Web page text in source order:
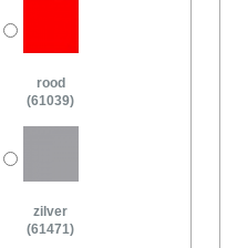
rood
(61039)
zilver
(61471)